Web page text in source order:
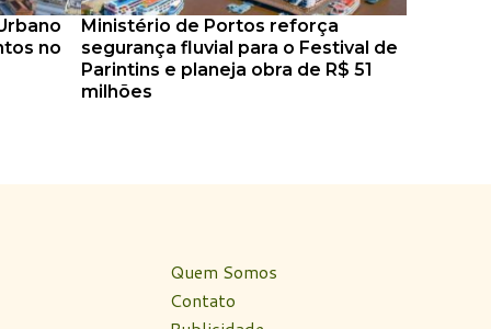
no
Ministério de Portos reforça
segurança fluvial para o Festival de
Parintins e planeja obra de R$ 51
milhões
Quem Somos
Contato